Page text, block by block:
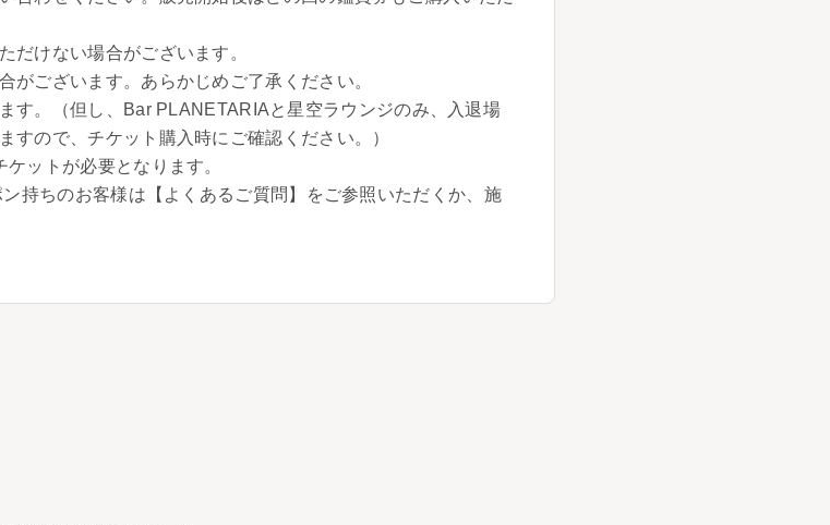
だけない場合がございます。
ございます。あらかじめご了承ください。
す。（但し、Bar PLANETARIAと星空ラウンジのみ、入退場
すので、チケット購入時にご確認ください。）
ットが必要となります。
持ちのお客様は【よくあるご質問】をご参照いただくか、施